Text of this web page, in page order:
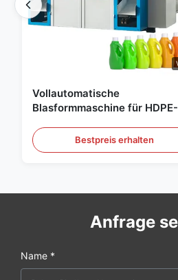
Vollautomatische
Blasformmaschine für HDPE-
PE-FlaschenBestpreis erhalten
Anfrage
Name *